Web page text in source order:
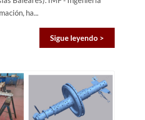
ha...
Sigue leyendo >